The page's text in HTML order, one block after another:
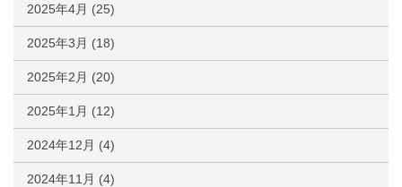
2025年4月 (25)
2025年3月 (18)
2025年2月 (20)
2025年1月 (12)
2024年12月 (4)
2024年11月 (4)